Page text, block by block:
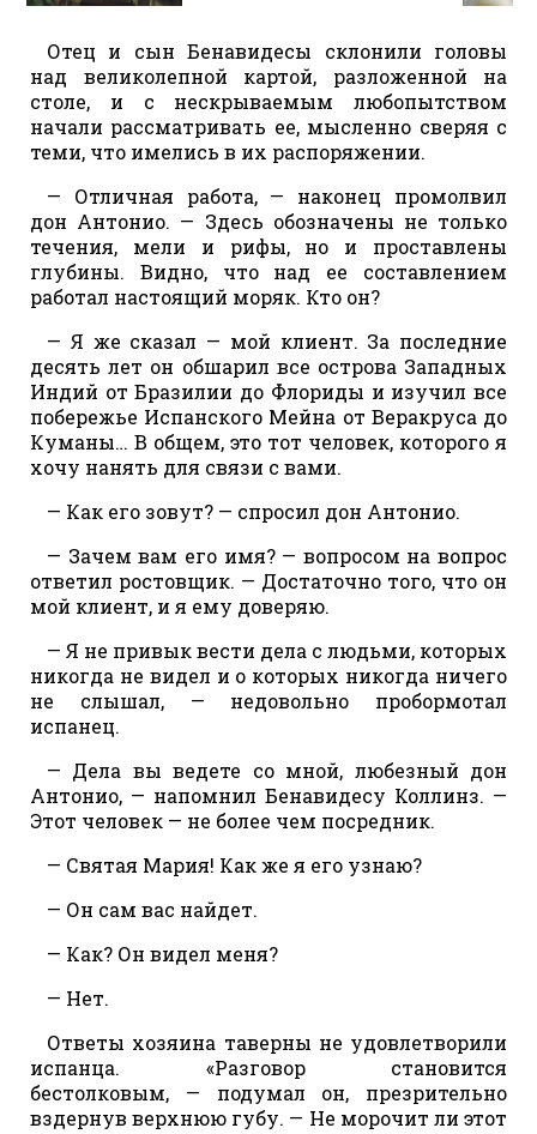
Отец и сын Бенавидесы склонили головы
над великолепной картой, разложенной на
столе, и с нескрываемым любопытством
начали рассматривать ее, мысленно сверяя с
теми, что имелись в их распоряжении.
— Отличная работа, — наконец промолвил
дон Антонио. — Здесь обозначены не только
течения, мели и рифы, но и проставлены
глубины. Видно, что над ее составлением
работал настоящий моряк. Кто он?
— Я же сказал — мой клиент. За последние
десять лет он обшарил все острова Западных
Индий от Бразилии до Флориды и изучил все
побережье Испанского Мейна от Веракруса до
Куманы… В общем, это тот человек, которого я
хочу нанять для связи с вами.
— Как его зовут? — спросил дон Антонио.
— Зачем вам его имя? — вопросом на вопрос
ответил ростовщик. — Достаточно того, что он
мой клиент, и я ему доверяю.
— Я не привык вести дела с людьми, которых
никогда не видел и о которых никогда ничего
не слышал, — недовольно пробормотал
испанец.
— Дела вы ведете со мной, любезный дон
Антонио, — напомнил Бенавидесу Коллинз. —
Этот человек — не более чем посредник.
— Святая Мария! Как же я его узнаю?
— Он сам вас найдет.
— Как? Он видел меня?
— Нет.
Ответы хозяина таверны не удовлетворили
испанца. «Разговор становится
бестолковым, — подумал он, презрительно
вздернув верхнюю губу. — Не морочит ли этот